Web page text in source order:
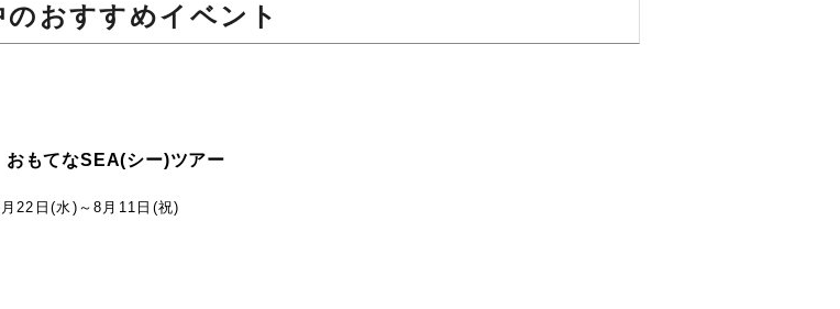
のおすすめイベント
もてなSEA(シー)ツアー
22日(水)～8月11日(祝)